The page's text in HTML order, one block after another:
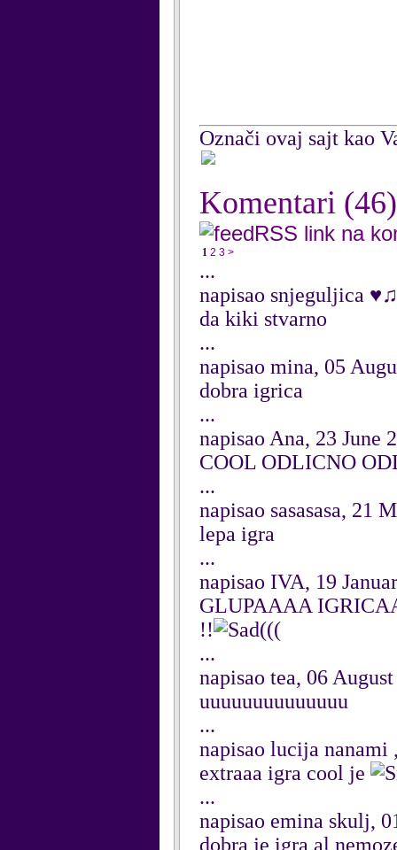
Označi ovaj sajt kao
Komentari (46)
RSS link na
1 2 3 >
...
napisao snjeguljica
da kiki stvarno
...
napisao mina, 05
dobra igrica
...
napisao Ana, 23 June
COOL ODLICNO
...
napisao sasasasa, 21
lepa igra
...
napisao IVA, 19
GLUPAAAA
!!
(((
...
napisao tea, 06
uuuuuuuuuuuuuu
...
napisao lucija nanami
extraaa igra cool je
...
napisao emina skulj,
dobra je igra al